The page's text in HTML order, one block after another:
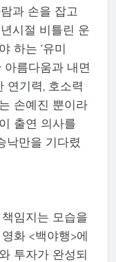
과 손을 잡고
시절 비틀린 운
하는 ‘유미
아름다움과 내면
연기력, 호소력
손예진 뿐이라
출연 의사를
낙만을 기다렸
임지는 모습을
화 <백야행>에
투자가 완성되